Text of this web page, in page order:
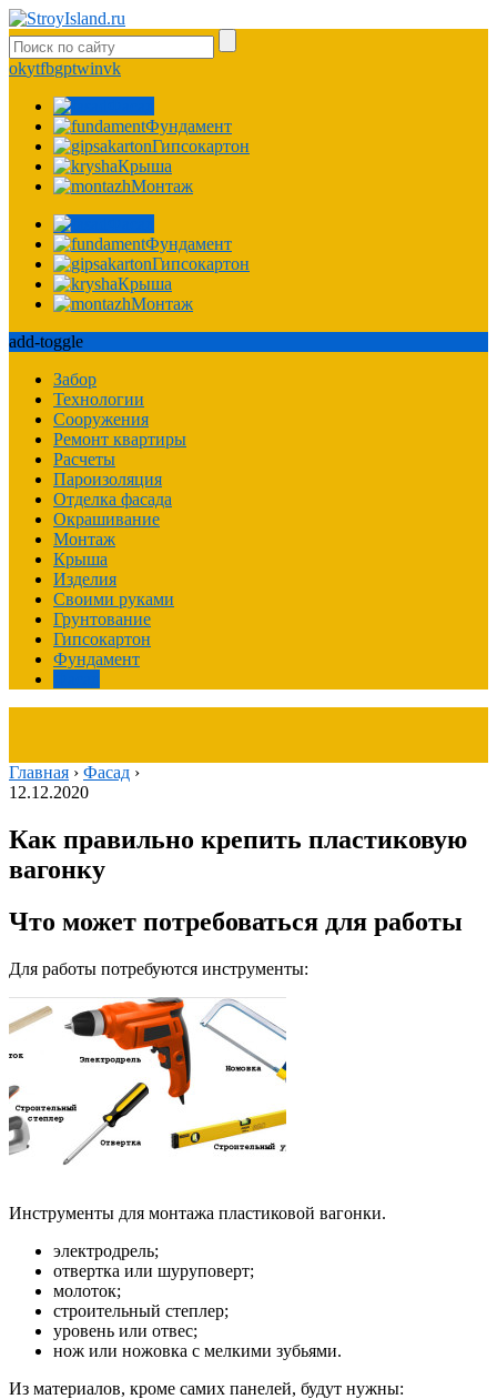
okytfbgptwinvk
Фундамент
Гипсокартон
Крыша
Монтаж
Фундамент
Гипсокартон
Крыша
Монтаж
add-toggle
Забор
Технологии
Сооружения
Ремонт квартиры
Расчеты
Пароизоляция
Отделка фасада
Окрашивание
Монтаж
Крыша
Изделия
Своими руками
Грунтование
Гипсокартон
Фундамент
Главная › Фасад ›
12.12.2020
Как правильно крепить пластиковую
вагонку
Что может потребоваться для работы
Для работы потребуются инструменты:
Инструменты для монтажа пластиковой вагонки.
электродрель;
отвертка или шуруповерт;
молоток;
строительный степлер;
уровень или отвес;
нож или ножовка с мелкими зубьями.
Из материалов, кроме самих панелей, будут нужны: